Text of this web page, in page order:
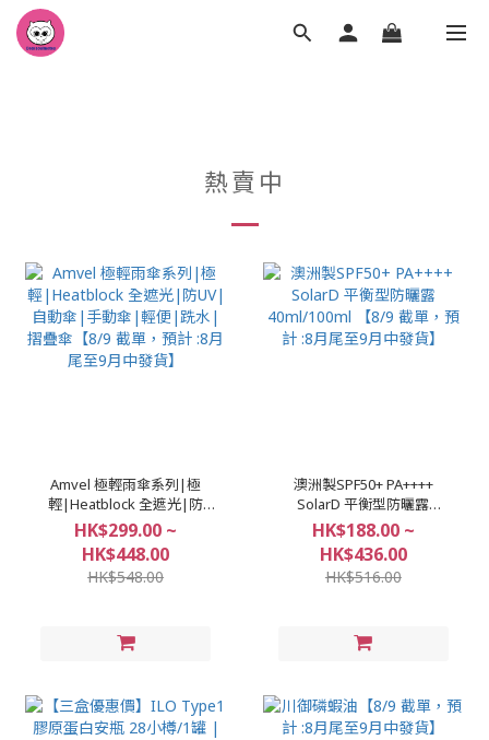
熱賣中
Amvel 極輕雨傘系列|極
輕|Heatblock 全遮光|防
UV|自動傘|手動傘|輕便|跣
水|摺疊傘【8/9 截單，預計
:8月尾至9月中發貨】
HK$299.00 ~
HK$448.00
HK$548.00
澳洲製SPF50+ PA++++
SolarD 平衡型防曬露
40ml/100ml 【8/9 截單，預
計 :8月尾至9月中發貨】
HK$188.00 ~
HK$436.00
HK$516.00